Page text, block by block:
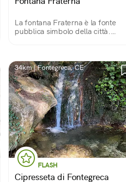
La fontana Fraterna è la fonte
pubblica simbolo della città.
trasferita in piazza Celestino V,
cuore del centro storico.
34km | Fontegreca, CE
FLASH
Cipresseta di Fontegreca